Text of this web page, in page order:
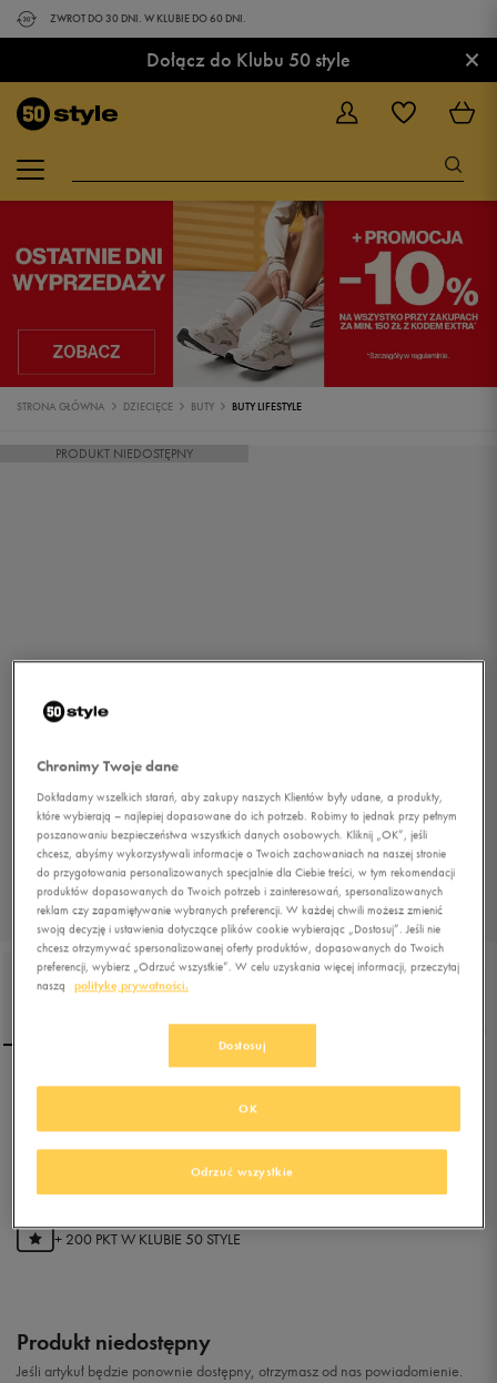
ZWROT DO 30 DNI. W KLUBIE DO 60 DNI.
Dołącz do Klubu 50 style ×
STRONA GŁÓWNA DZIECIĘCE BUTY BUTY LIFESTYLE
PRODUKT NIEDOSTĘPNY
ADIDAS TENSAUR I
39,99złz Vat
+ 200 PKT W KLUBIE 50 STYLE
Produkt niedostępny
Jeśli artykuł będzie ponownie dostępny, otrzymasz od nas powiadomienie.
Chronimy Twoje dane
Dokładamy wszelkich starań, aby zakupy naszych Klientów były udane, a produkty,
które wybierają – najlepiej dopasowane do ich potrzeb. Robimy to jednak przy pełnym
poszanowaniu bezpieczeństwa wszystkich danych osobowych. Kliknij „OK”, jeśli
chcesz, abyśmy wykorzystywali informacje o Twoich zachowaniach na naszej stronie
do przygotowania personalizowanych specjalnie dla Ciebie treści, w tym rekomendacji
produktów dopasowanych do Twoich potrzeb i zainteresowań, spersonalizowanych
reklam czy zapamiętywanie wybranych preferencji. W każdej chwili możesz zmienić
swoją decyzję i ustawienia dotyczące plików cookie wybierając „Dostosuj”. Jeśli nie
chcesz otrzymywać spersonalizowanej oferty produktów, dopasowanych do Twoich
preferencji, wybierz „Odrzuć wszystkie”. W celu uzyskania więcej informacji, przeczytaj
naszą
politykę prywatności.
Dostosuj
Odrzuć wszystkie
OK